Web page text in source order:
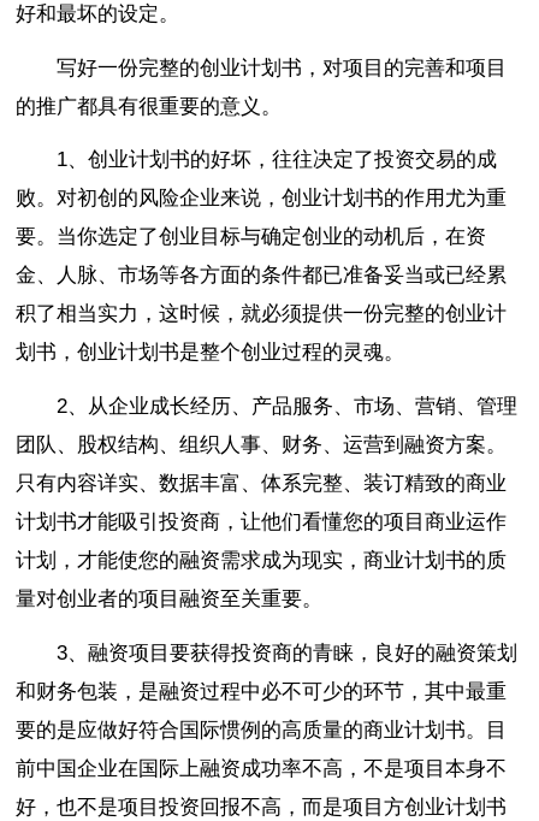
好和最坏的设定。
写好一份完整的创业计划书，对项目的完善和项目
的推广都具有很重要的意义。
1、创业计划书的好坏，往往决定了投资交易的成
败。对初创的风险企业来说，创业计划书的作用尤为重
要。当你选定了创业目标与确定创业的动机后，在资
金、人脉、市场等各方面的条件都已准备妥当或已经累
积了相当实力，这时候，就必须提供一份完整的创业计
划书，创业计划书是整个创业过程的灵魂。
2、从企业成长经历、产品服务、市场、营销、管理
团队、股权结构、组织人事、财务、运营到融资方案。
只有内容详实、数据丰富、体系完整、装订精致的商业
计划书才能吸引投资商，让他们看懂您的项目商业运作
计划，才能使您的融资需求成为现实，商业计划书的质
量对创业者的项目融资至关重要。
3、融资项目要获得投资商的青睐，良好的融资策划
和财务包装，是融资过程中必不可少的环节，其中最重
要的是应做好符合国际惯例的高质量的商业计划书。目
前中国企业在国际上融资成功率不高，不是项目本身不
好，也不是项目投资回报不高，而是项目方创业计划书